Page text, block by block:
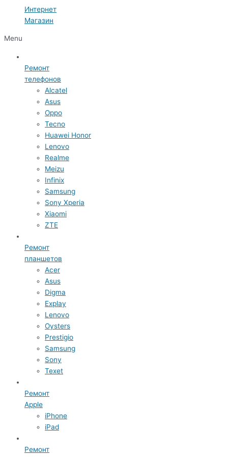
Интернет
Магазин
Menu
Ремонт
телефонов
Alcatel
Asus
Oppo
Tecno
Huawei Honor
Lenovo
Realme
Meizu
Infinix
Samsung
Sony Xperia
Xiaomi
ZTE
Ремонт
планшетов
Acer
Asus
Digma
Explay
Lenovo
Oysters
Prestigio
Samsung
Sony
Texet
Ремонт
Apple
iPhone
iPad
Ремонт